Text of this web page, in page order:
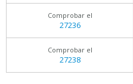
Comprobar el
27236
Comprobar el
27238